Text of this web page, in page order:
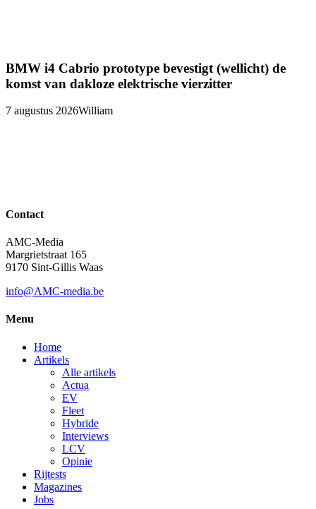
BMW i4 Cabrio prototype bevestigt (wellicht) de
komst van dakloze elektrische vierzitter
7 augustus 2026William
Contact
AMC-Media
Margrietstraat 165
9170 Sint-Gillis Waas
info@AMC-media.be
Menu
Home
Artikels
Alle artikels
Actua
EV
Fleet
Hybride
Interviews
LCV
Opinie
Rijtests
Magazines
Jobs